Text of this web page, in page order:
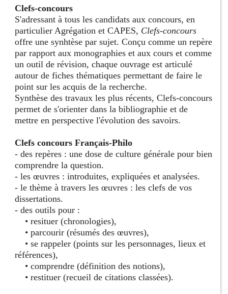
Clefs-concours
S'adressant à tous les candidats aux concours, en
particulier Agrégation et CAPES, Clefs-concours
offre une synhtèse par sujet. Conçu comme un repère
par rapport aux monographies et aux cours et comme
un outil de révision, chaque ouvrage est articulé
autour de fiches thématiques permettant de faire le
point sur les acquis de la recherche.
Synthèse des travaux les plus récents, Clefs-concours
permet de s'orienter dans la bibliographie et de
mettre en perspective l'évolution des savoirs.
Clefs concours Français-Philo
- des repères : une dose de culture générale pour bien
comprendre la question.
- les œuvres : introduites, expliquées et analysées.
- le thème à travers les œuvres : les clefs de vos
dissertations.
- des outils pour :
• resituer (chronologies),
• parcourir (résumés des œuvres),
• se rappeler (points sur les personnages, lieux et
références),
• comprendre (définition des notions),
• restituer (recueil de citations classées).